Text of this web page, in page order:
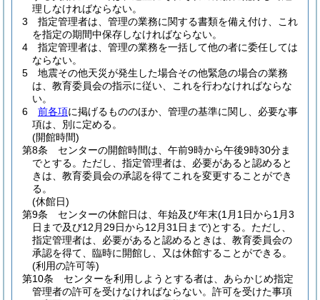
理しなければならない。
3
指定管理者は、管理の業務に関する書類を備え付け、これ
を指定の期間中保存しなければならない。
4
指定管理者は、管理の業務を一括して他の者に委任しては
ならない。
5
地震その他天災が発生した場合その他緊急の場合の業務
は、教育委員会の指示に従い、これを行わなければならな
い。
6
前各項に掲げるもののほか、管理の基準に関し、必要な事
項は、別に定める。
(開館時間)
第8条
センターの開館時間は、午前9時から午後9時30分ま
でとする。 ただし、指定管理者は、必要があると認めると
きは、教育委員会の承認を得てこれを変更することができ
る。
(休館日)
第9条
センターの休館日は、年始及び年末(1月1日から1月3
日まで及び12月29日から12月31日まで)とする。 ただし、
指定管理者は、必要があると認めるときは、教育委員会の
承認を得て、臨時に開館し、又は休館することができる。
(利用の許可等)
第10条
センターを利用しようとする者は、あらかじめ指定
管理者の許可を受けなければならない。 許可を受けた事項